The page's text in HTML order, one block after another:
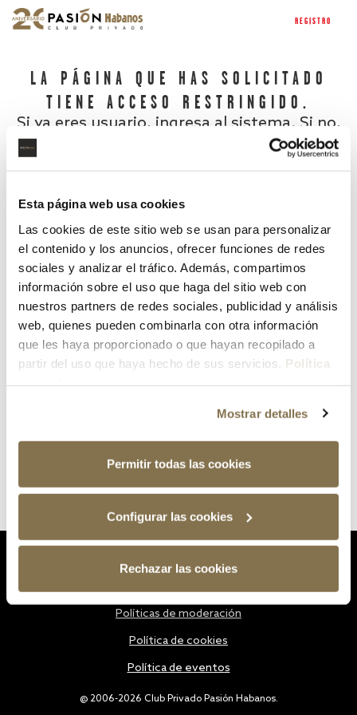
Esta página web usa cookies
Las cookies de este sitio web se usan para personalizar
el contenido y los anuncios, ofrecer funciones de redes
sociales y analizar el tráfico. Además, compartimos
información sobre el uso que haga del sitio web con
nuestros partners de redes sociales, publicidad y análisis
web, quienes pueden combinarla con otra información
que les haya proporcionado o que hayan recopilado a
partir del uso que haya hecho de sus servicios. Política
Mostrar detalles
Permitir todas las cookies
Configurar las cookies
Rechazar las cookies
REGISTRO
LA PÁGINA QUE HAS SOLICITADO
TIENE ACCESO RESTRINGIDO.
Si ya eres usuario, ingresa al sistema. Si no,
¿Has olvidado tu contraseña?
@ 2006-2026 Club Privado Pasión Habanos.
Políticas de moderación
Política de cookies
Política de eventos